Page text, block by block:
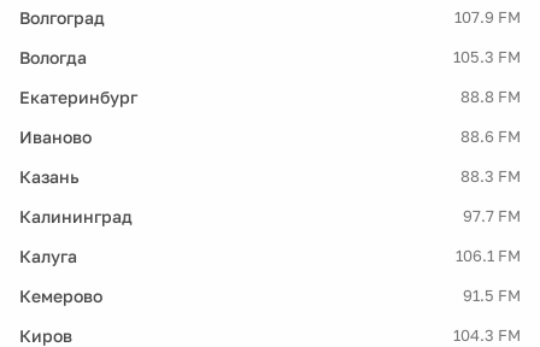
Волгоград 107.9 FM
Вологда 105.3 FM
Екатеринбург 88.8 FM
Иваново 88.6 FM
Казань 88.3 FM
Калининград 97.7 FM
Калуга 106.1 FM
Кемерово 91.5 FM
Киров 104.3 FM